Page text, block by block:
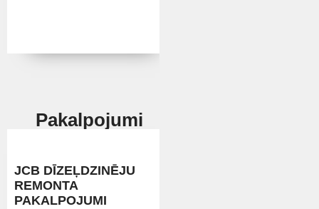
Pakalpojumi
JCB DĪZEĻDZINĒJU
REMONTA
PAKALPOJUMI